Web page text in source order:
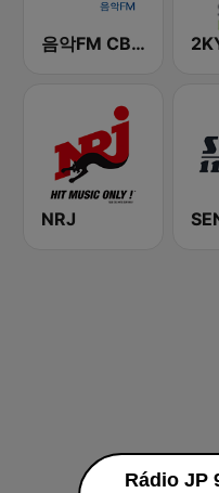
음악FM CBS 라디오 (Music FM)
NRJ
Rádio JP